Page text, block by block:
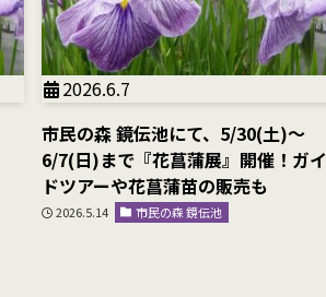
2026.6.7
市民の森 鏡伝池にて、5/30(土)〜
6/7(日)まで『花菖蒲展』開催！ガイ
ドツアーや花菖蒲苗の販売も
2026.5.14 市民の森 鏡伝池